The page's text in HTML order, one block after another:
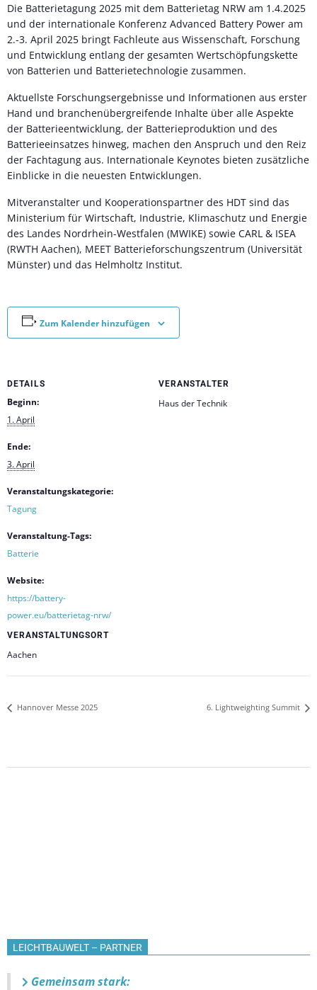
Die Batterietagung 2025 mit dem Batterietag NRW am 1.4.2025
und der internationale Konferenz Advanced Battery Power am
2.-3. April 2025 bringt Fachleute aus Wissenschaft, Forschung
und Entwicklung entlang der gesamten Wertschöpfungskette
von Batterien und Batterietechnologie zusammen.
Aktuellste Forschungsergebnisse und Informationen aus erster
Hand und branchenübergreifende Inhalte über alle Aspekte
der Batterieentwicklung, der Batterieproduktion und des
Batterieeinsatzes hinweg, machen den Anspruch und den Reiz
der Fachtagung aus. Internationale Keynotes bieten zusätzliche
Einblicke in die neuesten Entwicklungen.
Mitveranstalter und Kooperationspartner des HDT sind das
Ministerium für Wirtschaft, Industrie, Klimaschutz und Energie
des Landes Nordrhein-Westfalen (MWIKE) sowie CARL & ISEA
(RWTH Aachen), MEET Batterieforschungszentrum (Universität
Münster) und das Helmholtz Institut.
Zum Kalender hinzufügen
DETAILS
Beginn:
1. April
Ende:
3. April
Veranstaltungskategorie:
Tagung
Veranstaltung-Tags:
Batterie
Website:
https://battery-
power.eu/batterietag-nrw/
VERANSTALTUNGSORT
Aachen
VERANSTALTER
Haus der Technik
Hannover Messe 2025 6. Lightweighting Summit
LEICHTBAUWELT – PARTNER
Gemeinsam stark: